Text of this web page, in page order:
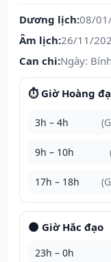
Dương lịch:08/
Âm lịch:26/11/
Can chi:Ngày:
⏱️ Giờ Hoàng
3h – 4h
9h – 10h
17h – 18h
🌑 Giờ Hắc đạo
23h – 0h